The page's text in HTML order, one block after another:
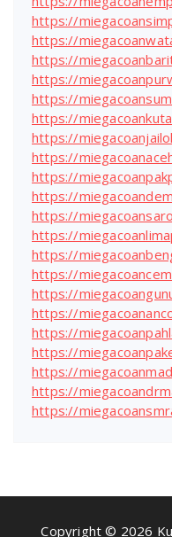
https://
https://
https://
https://
https://
https://
https://
https://
https://
https://
https://
https://
https://
https://
https://
https://
https://
https://
https://
https://
https://
Copyright © 2026